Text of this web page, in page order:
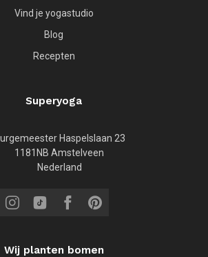
Vind je yogastudio
Blog
Recepten
Superyoga
Haspelslaan 23
1181NB Amstelveen
Nederland
Wij planten bomen